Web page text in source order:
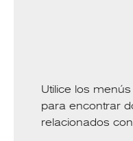
Utilice los
para encontrar
relacionados